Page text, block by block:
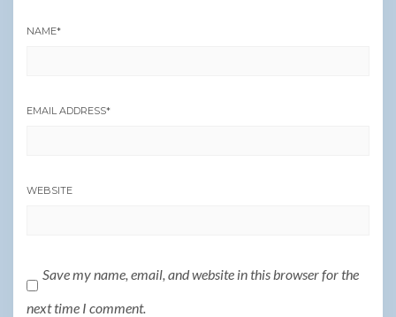
NAME*
EMAIL ADDRESS*
WEBSITE
Save my name, email, and website in this browser for the
next time I comment.